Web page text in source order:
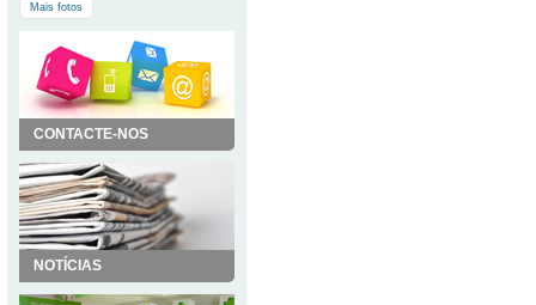
Mais fotos
CONTACTE-NOS
NOTÍCIAS